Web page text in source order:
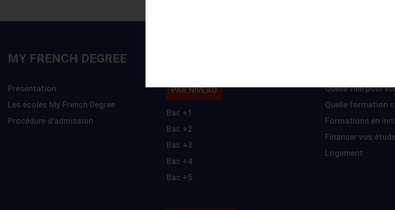
MY FRENCH DEGREE
Présentation
Les écoles My French Degree
Procédure d'admission
PAR NIVEAU
Bac +1
Bac +2
Bac +3
Bac +4
Bac +5
Quelle ville pour
Quelle formation
Formations en
Financer vos
Logement